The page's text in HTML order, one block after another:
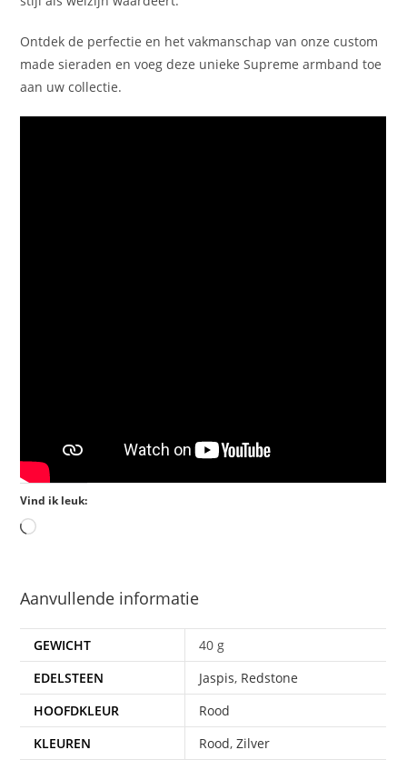
Ontdek de perfectie en het vakmanschap van onze custom
made sieraden en voeg deze unieke Supreme armband toe
aan uw collectie.
Vind ik leuk:
Aanvullende informatie
GEWICHT
40 g
EDELSTEEN
Jaspis, Redstone
HOOFDKLEUR
Rood
KLEUREN
Rood,Zilver